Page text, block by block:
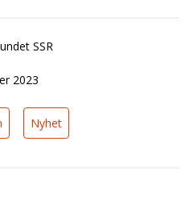
SSR
2023
Nyhet